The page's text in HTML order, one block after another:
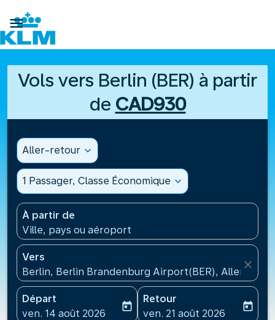

Vols vers Berlin (BER) à partir
de CAD930
Aller-retour expand_more
1 Passager, Classe Économique expand_more
À partir de
Ville, pays ou aéroport
Vers
Berlin, Berlin Brandenburg Airport(BER), Allemagne
close
Départ
fc-booking-departure-date-aria-label
ven. 14 août 2026
today
Retour
fc-booking-return-date-
ven. 21 août 2026
today